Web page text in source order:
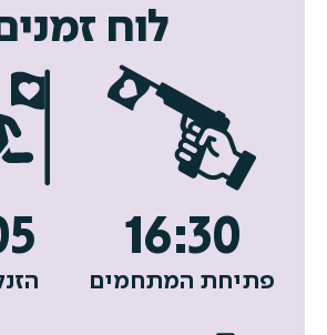
לוח
16:30
פתיחת המתחמים הזנקה